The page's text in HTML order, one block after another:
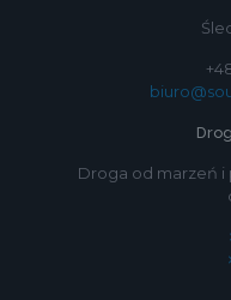
Droga od marzeń i